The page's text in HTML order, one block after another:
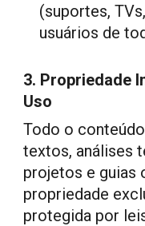
(suportes,
usuários de
3. Propriedade
Uso
Todo o
textos, análises
projetos e guias
propriedade
protegida por